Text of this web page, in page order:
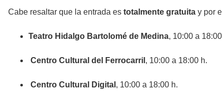
Cabe resaltar que la entrada es totalmente gratuita y por
Teatro Hidalgo Bartolomé de Medina, 10:00 a
Centro Cultural del Ferrocarril , 10:00 a 18:00 h.
Centro Cultural Digital , 10:00 a 18:00 h.